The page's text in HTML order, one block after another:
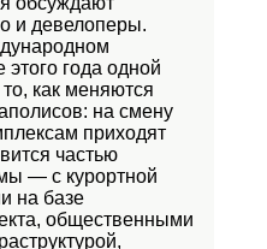
и девелоперы.
года одной
как меняются
на смену
приходят
частью
— с курортной
на базе
общественными